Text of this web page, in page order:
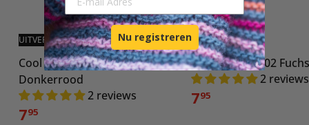
UITVERKOCHT
Cool Merino 001
Donkerrood
2 reviews
795
Cool Merino 002
2 reviews
795
Nu registreren